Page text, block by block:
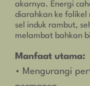
akarnya. Energi
diarahkan ke folikel
sel induk rambut,
melambat bahkan
Manfaat utama:
• Mengurangi